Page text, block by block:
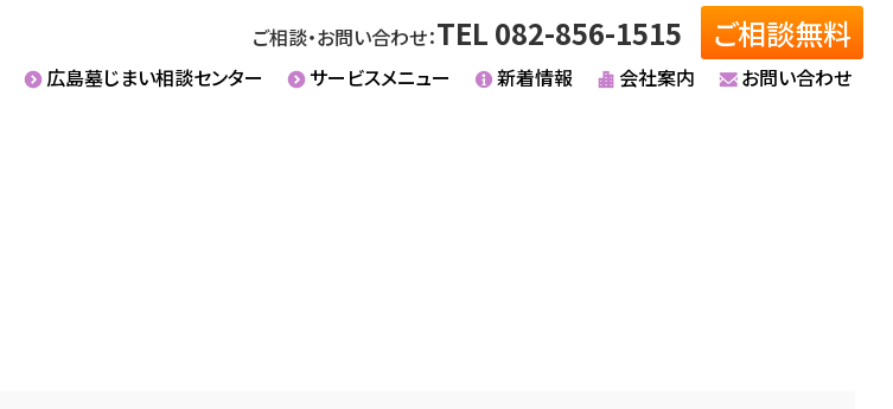
ご相談・お問い合わせ：TEL 082-856-1515 ご相談無料
広島墓じまい相談センター サービスメニュー 新着情報 会社案内 お問い合わせ